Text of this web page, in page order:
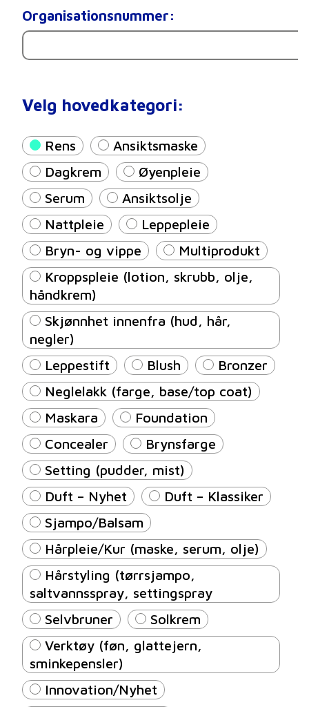
Organisationsnummer:
Velg hovedkategori:
Rens
Ansiktsmaske
Dagkrem
Øyenpleie
Serum
Ansiktsolje
Nattpleie
Leppepleie
Bryn- og vippe
Multiprodukt
Kroppspleie (lotion, skrubb, olje,
håndkrem)
Skjønnhet innenfra (hud, hår,
negler)
Leppestift
Blush
Bronzer
Neglelakk (farge, base/top coat)
Maskara
Foundation
Concealer
Brynsfarge
Setting (pudder, mist)
Duft – Nyhet
Duft – Klassiker
Sjampo/Balsam
Hårpleie/Kur (maske, serum, olje)
Hårstyling (tørrsjampo,
saltvannsspray, settingspray
Selvbruner
Solkrem
Verktøy (føn, glattejern,
sminkepensler)
Innovation/Nyhet